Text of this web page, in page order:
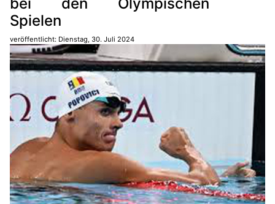
Spielen
veröffentlicht: Dienstag, 30. Juli 2024